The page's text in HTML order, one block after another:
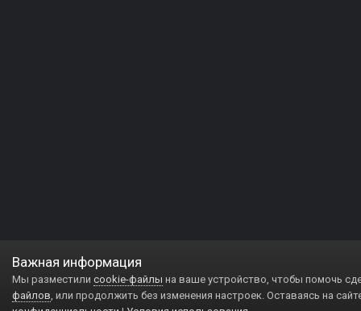
Важная информация
Мы разместили cookie-файлы на ваше устройство, чтобы помочь
файлов, или продолжить без изменения настроек. Оставаясь на